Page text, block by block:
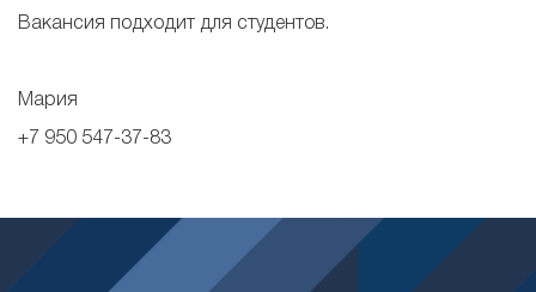
Вакансия подходит для студентов.
Мария
+7 950 547-37-83